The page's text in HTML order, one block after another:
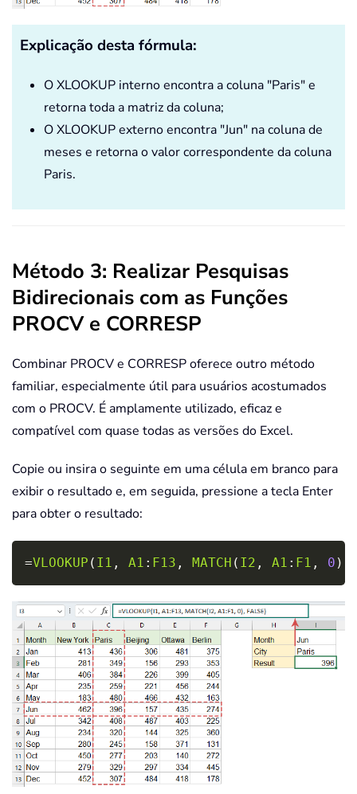
Explicação desta fórmula:
O XLOOKUP interno encontra a coluna "Paris" e
retorna toda a matriz da coluna;
O XLOOKUP externo encontra "Jun" na coluna de
meses e retorna o valor correspondente da coluna
Paris.
Método 3: Realizar Pesquisas
Bidirecionais com as Funções
PROCV e CORRESP
Combinar PROCV e CORRESP oferece outro método
familiar, especialmente útil para usuários acostumados
com o PROCV. É amplamente utilizado, eficaz e
compatível com quase todas as versões do Excel.
Copie ou insira o seguinte em uma célula em branco para
exibir o resultado e, em seguida, pressione a tecla Enter
para obter o resultado:
=VLOOKUP ( I1 , A1 : F13 , MATCH ( I2 , A1 : F1 , 0 )
Copy